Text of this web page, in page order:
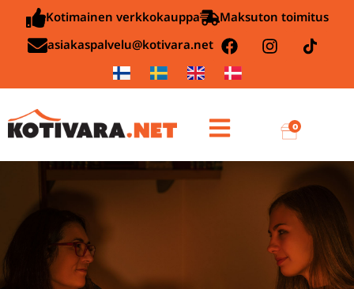
Kotimainen verkkokauppa
Maksuton toimitus
asiakaspalvelu@kotivara.net
0